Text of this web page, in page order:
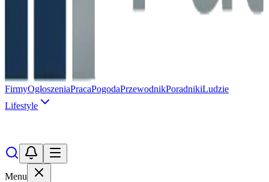
FirmyOgłoszeniaPracaPogodaPrzewodnikPoradnikiLudzie
Lifestyle
Menu